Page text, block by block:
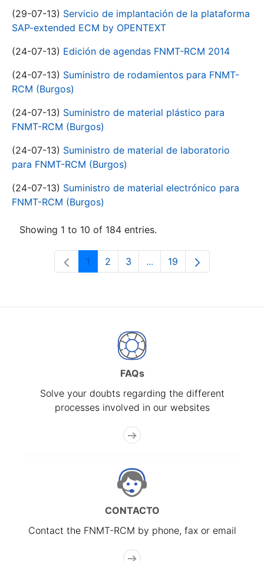
(29-07-13) Servicio de implantación de la plataforma
SAP-extended ECM by OPENTEXT
(24-07-13) Edición de agendas FNMT-RCM 2014
(24-07-13) Suministro de rodamientos para FNMT-
RCM (Burgos)
(24-07-13) Suministro de material plástico para
FNMT-RCM (Burgos)
(24-07-13) Suministro de material de laboratorio
para FNMT-RCM (Burgos)
(24-07-13) Suministro de material electrónico para
FNMT-RCM (Burgos)
Showing 1 to 10 of 184 entries.
Page
1 Page
2 Page
3 ...Intermediate Pages Use
Page
19
FAQs
Solve your doubts regarding the different
processes involved in our websites
CONTACTO
Contact the FNMT-RCM by phone, fax or email